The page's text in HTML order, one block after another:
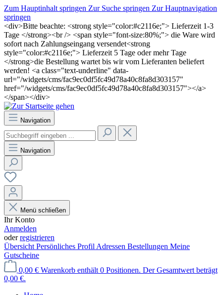
Zum Hauptinhalt springen Zur Suche springen Zur Hauptnavigation
springen
<div>Bitte beachte: <strong style="color:#c2116e;"> Lieferzeit 1-3
Tage </strong><br /> <span style="font-size:80%;"> die Ware wird
sofort nach Zahlungseingang versendet<strong
style="color:#c2116e;"> Lieferzeit 5 Tage oder mehr Tage
</strong>die Bestellung wartet bis wir vom Lieferanten beliefert
werden! <a class="text-underline" data-
url="/widgets/cms/fac9ec0df5fc49d78a40c8fa8d303157"
href="/widgets/cms/fac9ec0df5fc49d78a40c8fa8d303157"></a>
</span></div>
Navigation
Navigation
Menü schließen
Ihr Konto
Anmelden
oderregistrieren
Übersicht Persönliches Profil Adressen Bestellungen Meine
Gutscheine
0,00 € Warenkorb enthält 0 Positionen. Der Gesamtwert beträgt
0,00 €.